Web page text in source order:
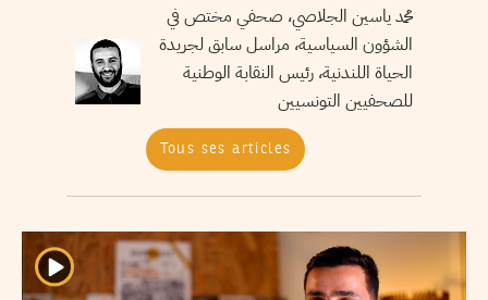
محمد ياسين الجلاصي، صحفي مختص في
الشؤون السياسية، مراسل سابق لجريدة
الحياة اللندنية، رئيس النقابة الوطنية
للصحفيين التونسيين
Tous ses articles